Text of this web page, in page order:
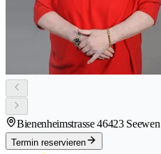
Bienenheimstrasse 46423 Seewen
Termin reservieren